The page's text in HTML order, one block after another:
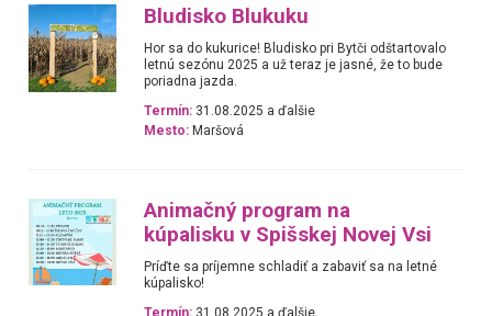
Bludisko Blukuku
Hor sa do kukurice! Bludisko pri Bytči odštartovalo
letnú sezónu 2025 a už teraz je jasné, že to bude
poriadna jazda.
Termín: 31.08.2025 a ďalšie
Mesto: Maršová
Animačný program na
kúpalisku v Spišskej Novej Vsi
Príďte sa príjemne schladiť a zabaviť sa na letné
kúpalisko!
Termín: 31.08.2025 a ďalšie